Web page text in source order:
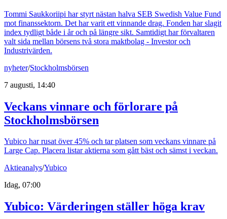
Tommi Saukkoriipi har styrt nästan halva SEB Swedish Value Fund
mot finanssektorn. Det har varit ett vinnande drag. Fonden har slagit
index tydligt både i år och på längre sikt. Samtidigt har förvaltaren
valt sida mellan börsens två stora maktbolag - Investor och
Industrivärden.
nyheter/Stockholmsbörsen
7 augusti, 14:40
Veckans vinnare och förlorare på
Stockholmsbörsen
Yubico har rusat över 45% och tar platsen som veckans vinnare på
Large Cap. Placera listar aktierna som gått bäst och sämst i veckan.
Aktieanalys/Yubico
Idag, 07:00
Yubico: Värderingen ställer höga krav